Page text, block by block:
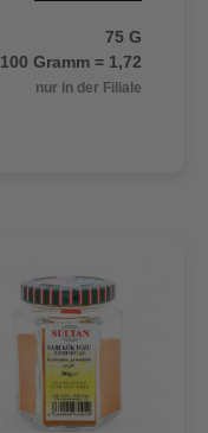
75 G
100 Gramm = 1,72
nur in der Filiale